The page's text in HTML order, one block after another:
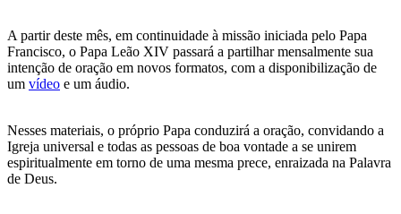
A partir deste mês, em continuidade à missão iniciada pelo Papa
Francisco, o Papa Leão XIV passará a partilhar mensalmente sua
intenção de oração em novos formatos, com a disponibilização de
um vídeo e um áudio.
Nesses materiais, o próprio Papa conduzirá a oração, convidando a
Igreja universal e todas as pessoas de boa vontade a se unirem
espiritualmente em torno de uma mesma prece, enraizada na Palavra
de Deus.